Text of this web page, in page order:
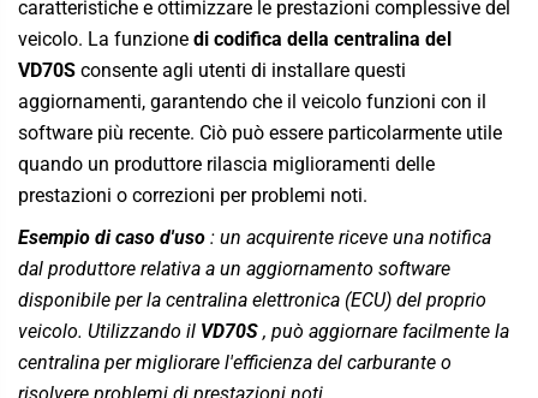
caratteristiche e ottimizzare le prestazioni complessive del
veicolo. La funzione di codifica della centralina del
VD70S consente agli utenti di installare questi
aggiornamenti, garantendo che il veicolo funzioni con il
software più recente. Ciò può essere particolarmente utile
quando un produttore rilascia miglioramenti delle
prestazioni o correzioni per problemi noti.
Esempio di caso d'uso : un acquirente riceve una notifica
dal produttore relativa a un aggiornamento software
disponibile per la centralina elettronica (ECU) del proprio
veicolo. Utilizzando il VD70S , può aggiornare facilmente la
centralina per migliorare l'efficienza del carburante o